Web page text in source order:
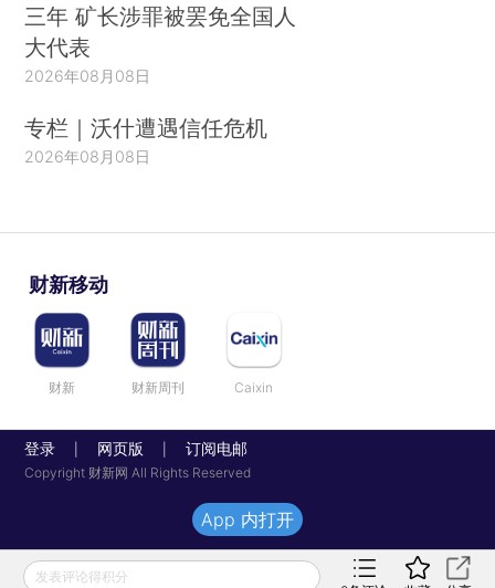
三年 矿长涉罪被罢免全国人
大代表
2026年08月08日
专栏｜沃什遭遇信任危机
2026年08月08日
财新移动
财新 财新周刊 Caixin
登录 网页版 订阅电邮
Copyright 财新网 All Rights Reserved
发表评论得积分
App 内打开